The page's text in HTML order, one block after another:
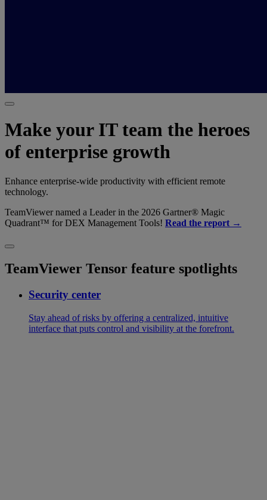
Make your IT team the heroes
of enterprise growth
Enhance enterprise-wide productivity with efficient remote
technology.
TeamViewer named a Leader in the 2026 Gartner® Magic
Quadrant™ for DEX Management Tools! Read the report →
TeamViewer Tensor feature spotlights
Security center
Stay ahead of risks by offering a centralized, intuitive
interface that puts control and visibility at the forefront.